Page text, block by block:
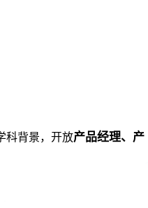
科背景，开放产品经理、产